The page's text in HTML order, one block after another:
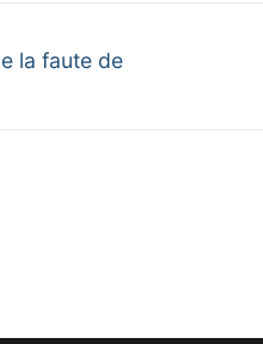
la faute de